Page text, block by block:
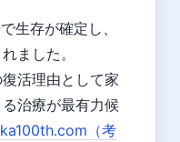
生存が確定し、
ました。
活理由として家
治療が最有力候
（考